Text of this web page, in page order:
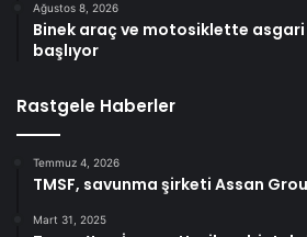
Ağustos 8, 2026
Binek araç ve motosiklette asgari
başlıyor
Rastgele Haberler
Temmuz 4, 2026
TMSF, savunma şirketi Assan
Mart 31, 2025